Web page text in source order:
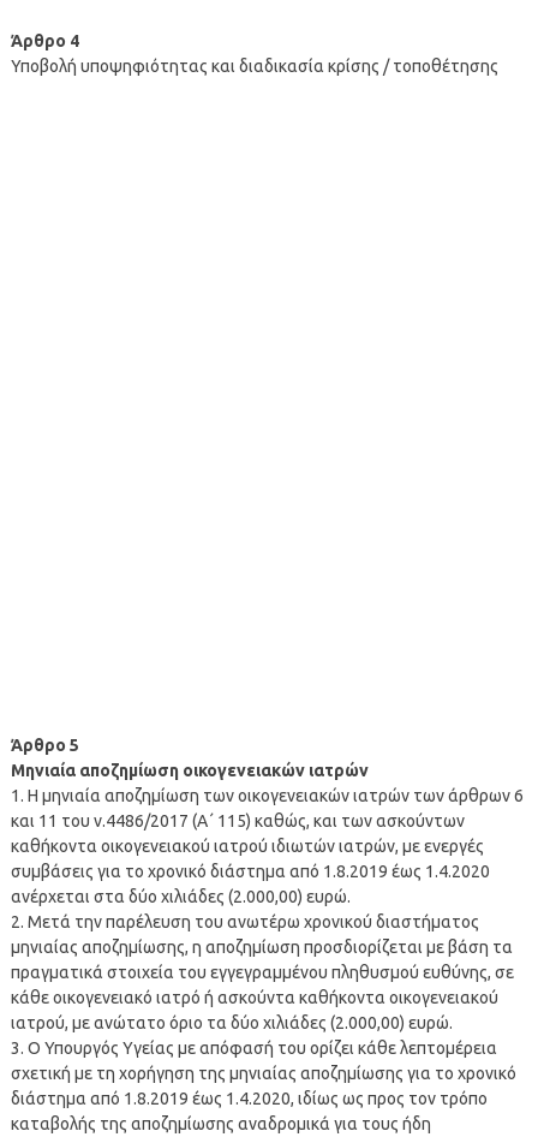
Άρθρο 4
Υποβολή υποψηφιότητας και διαδικασία κρίσης / τοποθέτησης
Άρθρο 5
Μηνιαία αποζημίωση οικογενειακών ιατρών
1. Η μηνιαία αποζημίωση των οικογενειακών ιατρών των άρθρων 6
και 11 του ν.4486/2017 (Α΄ 115) καθώς, και των ασκούντων
καθήκοντα οικογενειακού ιατρού ιδιωτών ιατρών, με ενεργές
συμβάσεις για το χρονικό διάστημα από 1.8.2019 έως 1.4.2020
ανέρχεται στα δύο χιλιάδες (2.000,00) ευρώ.
2. Μετά την παρέλευση του ανωτέρω χρονικού διαστήματος
μηνιαίας αποζημίωσης, η αποζημίωση προσδιορίζεται με βάση τα
πραγματικά στοιχεία του εγγεγραμμένου πληθυσμού ευθύνης, σε
κάθε οικογενειακό ιατρό ή ασκούντα καθήκοντα οικογενειακού
ιατρού, με ανώτατο όριο τα δύο χιλιάδες (2.000,00) ευρώ.
3. Ο Υπουργός Υγείας με απόφασή του ορίζει κάθε λεπτομέρεια
σχετική με τη χορήγηση της μηνιαίας αποζημίωσης για το χρονικό
διάστημα από 1.8.2019 έως 1.4.2020, ιδίως ως προς τον τρόπο
καταβολής της αποζημίωσης αναδρομικά για τους ήδη